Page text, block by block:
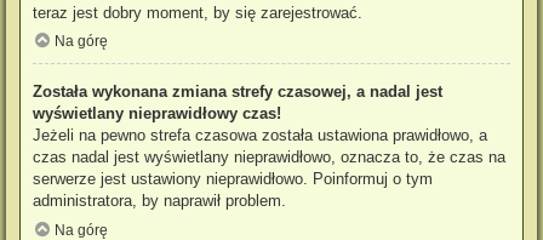
teraz jest dobry moment, by się zarejestrować.
Na górę
Została wykonana zmiana strefy czasowej, a nadal jest
wyświetlany nieprawidłowy czas!
Jeżeli na pewno strefa czasowa została ustawiona prawidłowo, a
czas nadal jest wyświetlany nieprawidłowo, oznacza to, że czas na
serwerze jest ustawiony nieprawidłowo. Poinformuj o tym
administratora, by naprawił problem.
Na górę